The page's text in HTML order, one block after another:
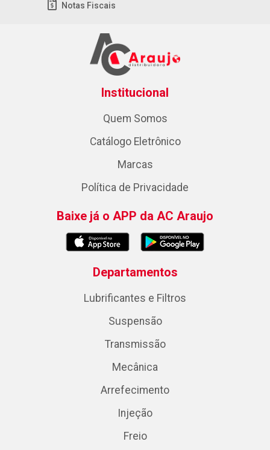
Notas Fiscais
Institucional
Quem Somos
Catálogo Eletrônico
Marcas
Política de Privacidade
Baixe já o APP da AC Araujo
Departamentos
Lubrificantes e Filtros
Suspensão
Transmissão
Mecânica
Arrefecimento
Injeção
Freio